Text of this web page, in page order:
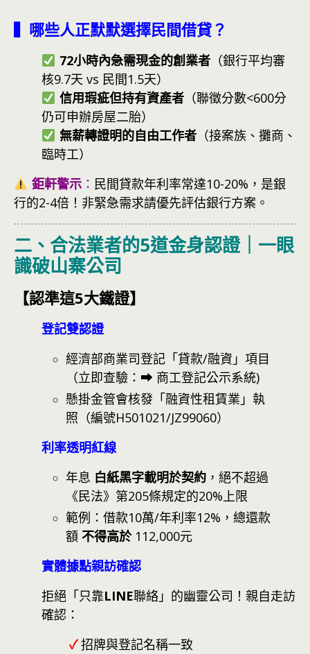
▍哪些人正默默選擇民間借貸？
72小時內急需現金的創業者（銀行平均審
核9.7天 vs 民間1.5天）
信用瑕疵但持有資產者（聯徵分數<600分
仍可申辦房屋二胎）
無薪轉證明的自由工作者（接案族、攤商、
臨時工）
鉅軒警示： 民間貸款年利率常達10-20%，是銀
行的2-4倍！非緊急需求請優先評估銀行方案。
二、合法業者的5道金身認證｜一眼
識破山寨公司
【認準這5大鐵證】
登記雙認證
經濟部商業司登記「貸款/融資」項目
（立即查驗：⮕ 商工登記公示系統)
懸掛金管會核發「融資性租賃業」執
照（編號H501021/JZ99060）
利率透明紅線
年息 白紙黑字載明於契約 ，絕不超過
《民法》第205條規定的20%上限
範例：借款10萬/年利率12%，總還款
額 不得高於112,000元
實體據點親訪確認
拒絕「只靠LINE聯絡」的幽靈公司！親自走訪
確認：
✓招牌與登記名稱一致